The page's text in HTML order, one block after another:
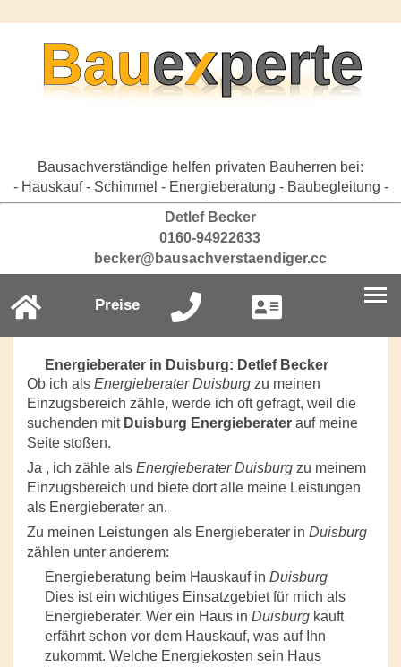
Bausachverständige helfen privaten Bauherren bei:
- Hauskauf - Schimmel - Energieberatung - Baubegleitung -
Detlef Becker
0160-94922633
becker@bausachverstaendiger.cc
Preise
Energieberater in Duisburg: Detlef Becker
Ob ich als Energieberater Duisburg zu meinen
Einzugsbereich zähle, werde ich oft gefragt, weil die
suchenden mit Duisburg Energieberater auf meine
Seite stoßen.
Ja , ich zähle als Energieberater Duisburg zu meinem
Einzugsbereich und biete dort alle meine Leistungen
als Energieberater an.
Zu meinen Leistungen als Energieberater in Duisburg
zählen unter anderem:
Energieberatung beim Hauskauf in Duisburg
Dies ist ein wichtiges Einsatzgebiet für mich als
Energieberater. Wer ein Haus in Duisburg kauft
erfährt schon vor dem Hauskauf, was auf Ihn
zukommt. Welche Energiekosten sein Haus